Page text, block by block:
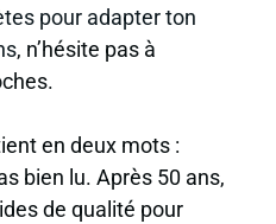
pour adapter ton
, n’hésite pas à
en deux mots :
bien lu. Après 50 ans,
de qualité pour